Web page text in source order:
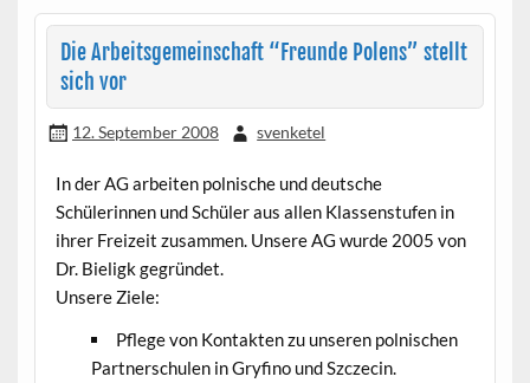
Die Arbeitsgemeinschaft “Freunde Polens” stellt
sich vor
12. September 2008 svenketel
In der AG arbeiten polnische und deutsche
Schülerinnen und Schüler aus allen Klassenstufen in
ihrer Freizeit zusammen. Unsere AG wurde 2005 von
Dr. Bieligk gegründet.
Unsere Ziele:
Pflege von Kontakten zu unseren polnischen
Partnerschulen in Gryfino und Szczecin.